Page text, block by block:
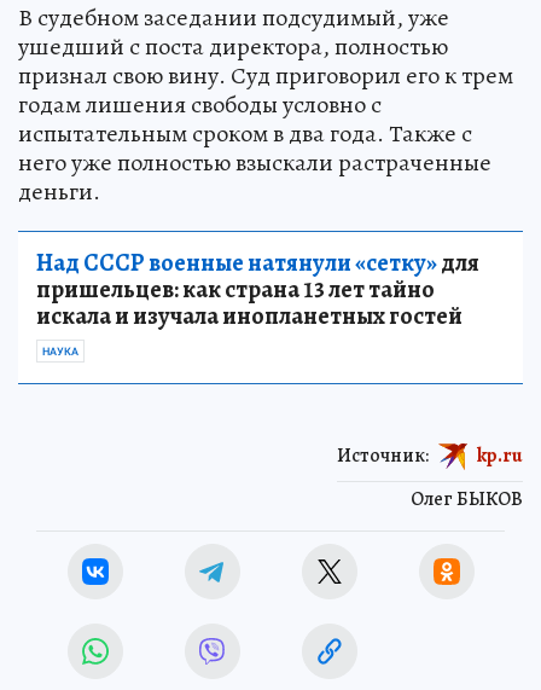
В судебном заседании подсудимый, уже
ушедший с поста директора, полностью
признал свою вину. Суд приговорил его к трем
годам лишения свободы условно с
испытательным сроком в два года. Также с
него уже полностью взыскали растраченные
деньги.
Над СССР военные натянули «сетку»для
пришельцев: как страна 13 лет тайно
искала и изучала инопланетных гостей
НАУКА
Олег БЫКОВ
Источник: kp.ru